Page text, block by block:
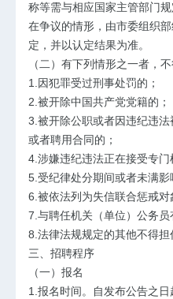
称等需与相应国家主管部门
在争议的情形，由市委组织
定，并以认定结果为准。
（二）有下列情形之一者，不
1.因犯罪受过刑事处罚的；
2.被开除中国共产党党籍的；
3.被开除公职或者因违纪违
或者聘用合同的；
4.涉嫌违纪违法正在接受专门
5.受纪律处分期间或者未满影
6.被依法列为失信联合惩戒对
7.与聘任机关（单位）公务员
8.法律法规规定的其他不得担
三、招聘程序
（一）报名
1.报名时间。
自发布公告之